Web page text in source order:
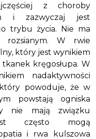
z choroby
i zazwyczaj jest
trybu życia. Nie ma
rozsianym. W rwie
który jest wynikiem
kręgosłupa. W
nadaktywności
powoduje, że w
powstają ogniska
nie mają związku
często mogą
i rwa kulszowa